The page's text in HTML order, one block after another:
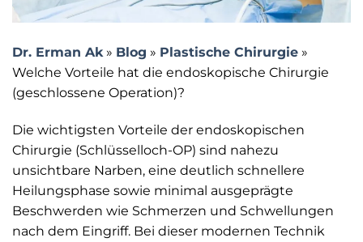
Dr. Erman Ak» Blog » Plastische Chirurgie »
Welche Vorteile hat die endoskopische Chirurgie
(geschlossene Operation)?
Die wichtigsten Vorteile der endoskopischen
Chirurgie (Schlüsselloch-OP) sind nahezu
unsichtbare Narben, eine deutlich schnellere
Heilungsphase sowie minimal ausgeprägte
Beschwerden wie Schmerzen und Schwellungen
nach dem Eingriff. Bei dieser modernen Technik